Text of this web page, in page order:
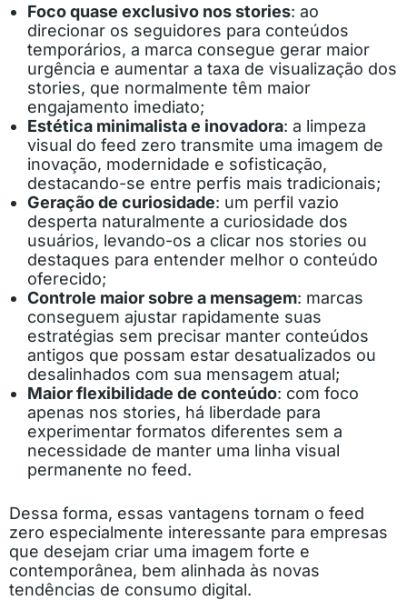
Foco quase exclusivo nos stories: ao
direcionar os seguidores para conteúdos
temporários, a marca consegue gerar maior
urgência e aumentar a taxa de visualização dos
stories, que normalmente têm maior
engajamento imediato;
Estética minimalista e inovadora: a limpeza
visual do feed zero transmite uma imagem de
inovação, modernidade e sofisticação,
destacando-se entre perfis mais tradicionais;
Geração de curiosidade: um perfil vazio
desperta naturalmente a curiosidade dos
usuários, levando-os a clicar nos stories ou
destaques para entender melhor o conteúdo
oferecido;
Controle maior sobre a mensagem: marcas
conseguem ajustar rapidamente suas
estratégias sem precisar manter conteúdos
antigos que possam estar desatualizados ou
desalinhados com sua mensagem atual;
Maior flexibilidade de conteúdo: com foco
apenas nos stories, há liberdade para
experimentar formatos diferentes sem a
necessidade de manter uma linha visual
permanente no feed.
Dessa forma, essas vantagens tornam o feed
zero especialmente interessante para empresas
que desejam criar uma imagem forte e
contemporânea, bem alinhada às novas
tendências de consumo digital.